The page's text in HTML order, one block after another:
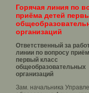
Горячая линия по
приёма детей
организаций
Ответственный за
линии по вопросу
первый класс
общеобразовательных
организаций
Зам. начальника